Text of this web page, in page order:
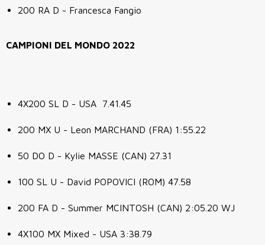
200 RA D - Francesca Fangio
CAMPIONI DEL MONDO 2022
4X200 SL D - USA 7.41.45
200 MX U - Leon MARCHAND (FRA) 1:55.22
50 DO D - Kylie MASSE (CAN) 27.31
100 SL U - David POPOVICI (ROM) 47.58
200 FA D - Summer MCINTOSH (CAN) 2:05.20 WJ
4X100 MX Mixed - USA 3:38.79